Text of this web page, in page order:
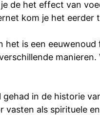
de het effect van
kom je het eerder
is een
in de historie
als spirituele